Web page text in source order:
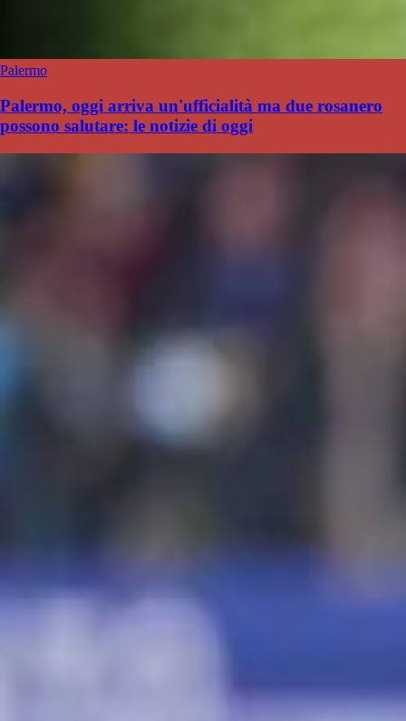
Palermo
Palermo, oggi arriva un'ufficialità ma due rosanero
possono salutare: le notizie di oggi